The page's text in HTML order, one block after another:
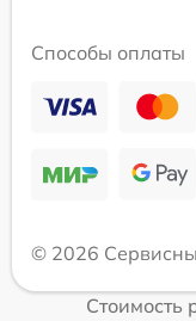
Способы оплаты
© 2026
Стоимость